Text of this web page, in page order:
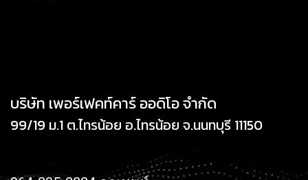
บริษัท เพอร์เฟคท์คาร์ ออดิโอ จำกัด
99/19 ม.1 ต.ไทรน้อย อ.ไทรน้อย จ.นนทบุรี 11150